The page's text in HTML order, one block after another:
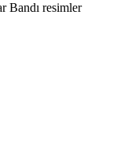
Bandı resimler